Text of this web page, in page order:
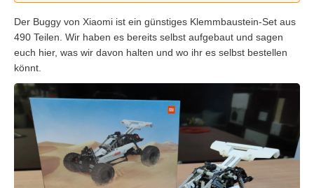
Der Buggy von Xiaomi ist ein günstiges Klemmbaustein-Set aus
490 Teilen. Wir haben es bereits selbst aufgebaut und sagen
euch hier, was wir davon halten und wo ihr es selbst bestellen
könnt.